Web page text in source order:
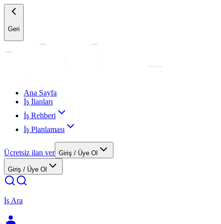
Geri
Ana Sayfa
İş İlanları
İş Rehberi
İş Planlaması
Ücretsiz ilan ver Giriş / Üye Ol
Giriş / Üye Ol
İş Ara